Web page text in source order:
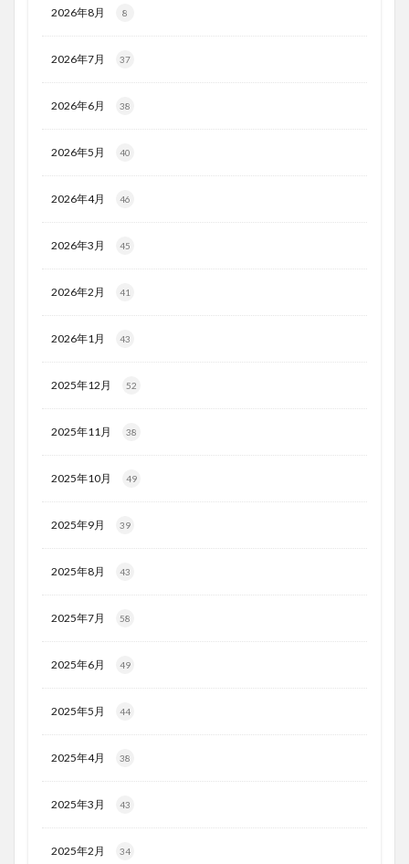
2026年8月 8
2026年7月 37
2026年6月 38
2026年5月 40
2026年4月 46
2026年3月 45
2026年2月 41
2026年1月 43
2025年12月 52
2025年11月 38
2025年10月 49
2025年9月 39
2025年8月 43
2025年7月 58
2025年6月 49
2025年5月 44
2025年4月 38
2025年3月 43
2025年2月 34